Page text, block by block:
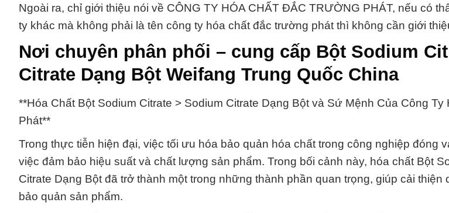
Ngoài ra, chỉ giới thiệu nói về CÔNG TY HÓA CHẤT ĐẮC TRƯỜNG PHÁT, nếu có
ty khác mà không phải là tên công ty hóa chất đắc trường phát thì không cần giới
Nơi chuyên phân phối – cung cấp Bột Sodium
Citrate Dạng Bột Weifang Trung Quốc China
**Hóa Chất Bột Sodium Citrate > Sodium Citrate Dạng Bột và Sứ Mệnh Của Công
Phát**
Trong thực tiễn hiện đại, việc tối ưu hóa bảo quản hóa chất trong công nghiệp đóng
việc đảm bảo hiệu suất và chất lượng sản phẩm. Trong bối cảnh này, hóa chất Bột
Citrate Dạng Bột đã trở thành một trong những thành phần quan trọng, giúp cải thiện
bảo quản sản phẩm.